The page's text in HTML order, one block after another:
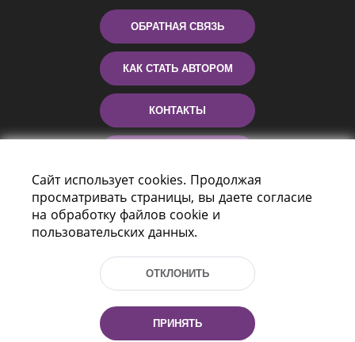
ОБРАТНАЯ СВЯЗЬ
КАК СТАТЬ АВТОРОМ
КОНТАКТЫ
Пр-т Независимости 116
г. Минск, Республика Беларусь, 220114
Сайт использует cookies. Продолжая
просматривать страницы, вы даете согласие
на обработку файлов cookie и
пользовательских данных.
ОТКЛОНИТЬ
ПРИНЯТЬ